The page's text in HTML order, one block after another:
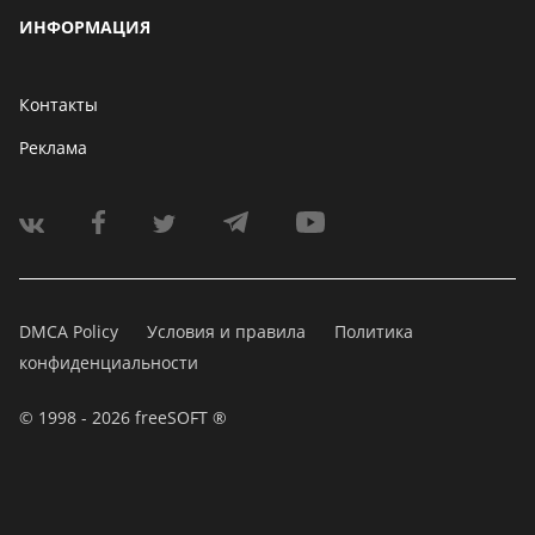
ИНФОРМАЦИЯ
Контакты
Реклама
DMCA Policy Условия и правила
Политика
конфиденциальности
© 1998 - 2026 freeSOFT ®